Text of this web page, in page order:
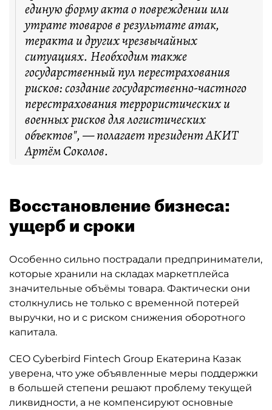
единую форму акта о повреждении или
утрате товаров в результате атак,
теракта и других чрезвычайных
ситуациях. Необходим также
государственный пул перестрахования
рисков: создание государственно-частного
перестрахования террористических и
военных рисков для логистических
объектов", — полагает президент АКИТ
Артём Соколов.
Восстановление бизнеса:
ущерб и сроки
Особенно сильно пострадали предприниматели,
которые хранили на складах маркетплейса
значительные объёмы товара. Фактически они
столкнулись не только с временной потерей
выручки, но и с риском снижения оборотного
капитала.
CEO Cyberbird Fintech Group Екатерина Казак
уверена, что уже объявленные меры поддержки
в большей степени решают проблему текущей
ликвидности, а не компенсируют основные